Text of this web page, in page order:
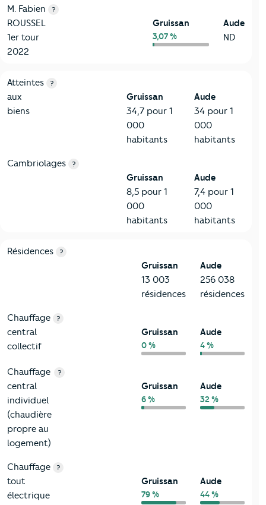
M. Fabien
ROUSSEL
1er tour
2022
?
Gruissan
3,07 %
Aude
ND
7-Sécurité
Critères
Atteintes
aux
biens
?
Gruissan
34,7 pour 1
000
habitants
Aude
34 pour 1
000
habitants
Cambriolages ?
Gruissan
8,5 pour 1
000
habitants
Aude
7,4 pour 1
000
habitants
8-Chauffage
Critères Gruissan
Résidences ?
Gruissan
13 003
résidences
Aude
256 038
résidences
Chauffage
central
collectif
?
Gruissan
0 %
Aude
4 %
Chauffage
central
individuel
(chaudière
propre au
logement)
?
Gruissan
6 %
Aude
32 %
Chauffage
tout
électrique
?
Gruissan
79 %
Aude
44 %